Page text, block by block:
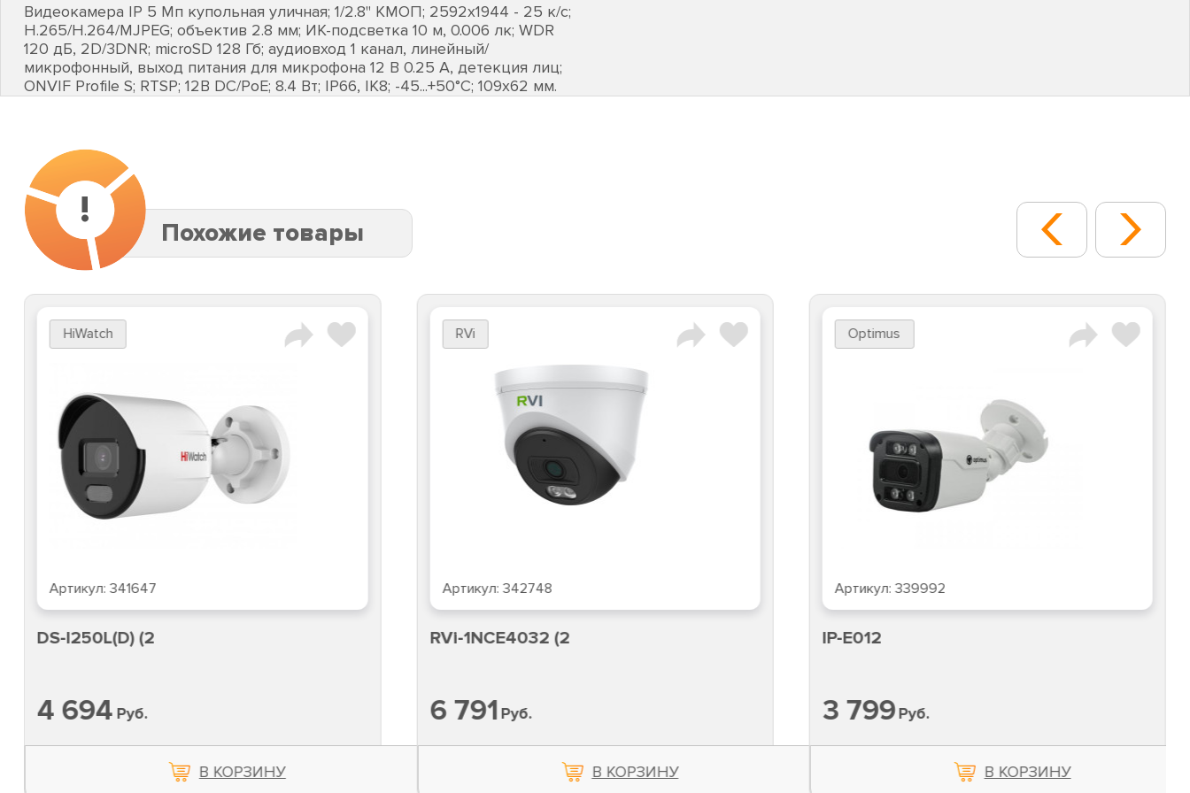
Видеокамера IP 5 Мп купольная уличная; 1/2.8" КМОП; 2592х1944 - 25 к/с;
H.265/H.264/MJPEG; объектив 2.8 мм; ИК-подсветка 10 м, 0.006 лк; WDR
120 дБ, 2D/3DNR; microSD 128 Гб; аудиовход 1 канал, линейный/
микрофонный, выход питания для микрофона 12 В 0.25 А, детекция лиц;
ONVIF Profile S; RTSP; 12В DC/PoE; 8.4 Вт; IP66, IK8; -45...+50°C; 109х62 мм.
!
Похожие товары
HiWatch
Артикул:341647
DS-I250L(D) (2
4 694 Руб.
В КОРЗИНУ
RVi
Артикул:342748
RVi-1NCE4032 (2
6 791Руб.
В КОРЗИНУ
Optimus
Артикул:339992
IP-E012
3 799Руб.
В КОРЗИНУ